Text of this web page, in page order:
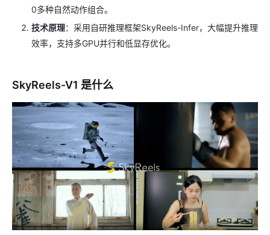
0多种自然动作组合。
技术原理：采用自研推理框架SkyReels-Infer，大幅提升推理
效率，支持多GPU并行和低显存优化。
SkyReels-V1 是什么